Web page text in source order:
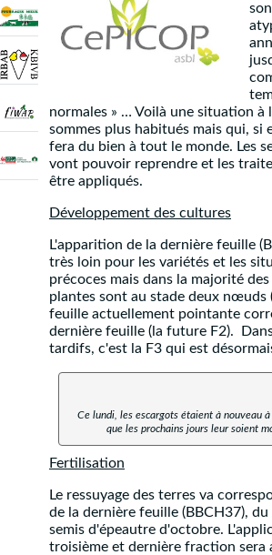
normales » … Voilà une situation à
sommes plus habitués mais qui, si
fera du bien à tout le monde. Les
vont pouvoir reprendre et les
être appliqués.
Développement des cultures
L'apparition de la dernière feuille
très loin pour les variétés et les
précoces mais dans la majorité
plantes sont au stade deux nœuds
feuille actuellement pointante
dernière feuille (la future F2).
tardifs, c'est la F3 qui est
Ce lundi, les escargots étaient à nouveau
que les prochains jours leur soient
Fertilisation
Le ressuyage des terres va
de la dernière feuille (BBCH37),
semis d'épeautre d'octobre.
troisième et dernière fraction sera